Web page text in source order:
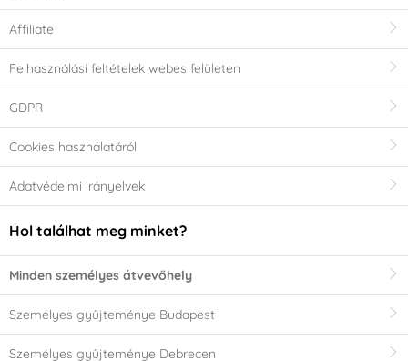
Affiliate
Felhasználási feltételek webes felületen
GDPR
Cookies használatáról
Adatvédelmi irányelvek
Hol találhat meg minket?
Minden személyes átvevőhely
Személyes gyűjteménye Budapest
Személyes gyűjteménye Debrecen